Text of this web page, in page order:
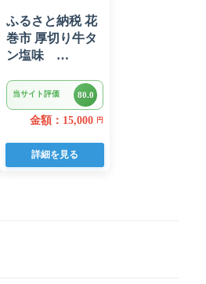
ふるさと納税 花
巻市 厚切り牛タ
ン塩味
ク)当サイト評価 80.0
金額：15,000 円
詳細を見る